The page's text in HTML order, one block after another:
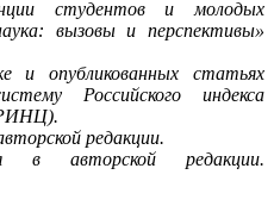
студентов и молодых
вызовы и перспективы»
и опубликованных статьях
Российского индекса
редакции.
в авторской редакции.